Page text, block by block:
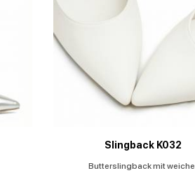
Slingback K032
Butterslingback mit